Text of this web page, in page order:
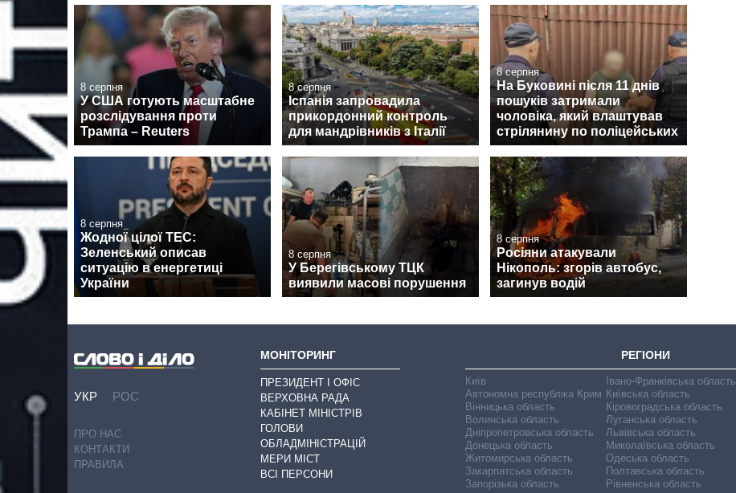
8 серпня
У США готують масштабне
розслідування проти
Трампа – Reuters
8 серпня
Іспанія запровадила
прикордонний контроль
для мандрівників з Італії
8 серпня
На Буковині після 11 днів
пошуків затримали
чоловіка, який влаштував
стрілянину по поліцейських
8 серпня
Жодної цілої ТЕС:
Зеленський описав
ситуацію в енергетиці
України
8 серпня
У Берегівському ТЦК
виявили масові порушення
8 серпня
Росіяни атакували
Нікополь: згорів автобус,
загинув водій
УКР РОС
ПРО НАС
КОНТАКТИ
ПРАВИЛА
МОНІТОРИНГ
ПРЕЗИДЕНТ І ОФІС
ВЕРХОВНА РАДА
КАБІНЕТ МІНІСТРІВ
ГОЛОВИ
ОБЛАДМІНІСТРАЦІЙ
МЕРИ МІСТ
ВСІ ПЕРСОНИ
РЕГІОНИ
Київ
Автономна республіка Крим
Вінницька область
Волинська область
Дніпропетровська область
Донецька область
Житомирська область
Закарпатська область
Запорізька область
Івано-Франківська область
Київська область
Кіровоградська область
Луганська область
Львівська область
Миколаївська область
Одеська область
Полтавська область
Рівненська область